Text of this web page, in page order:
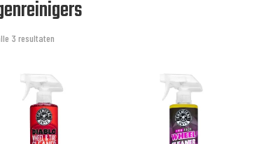
3 resultaten